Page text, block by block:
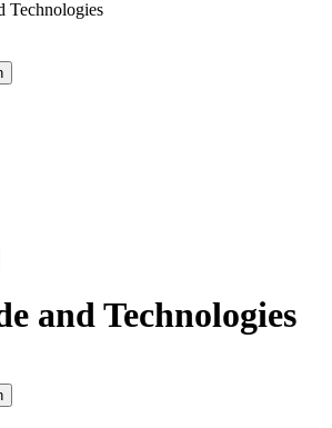
Technologies
and Technologies